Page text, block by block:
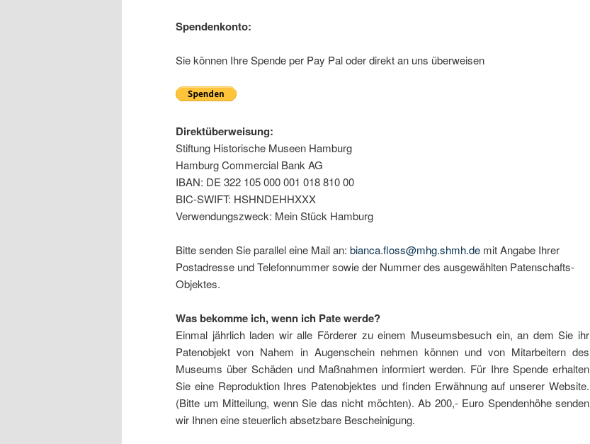
Spendenkonto:
Sie können Ihre Spende per Pay Pal oder direkt an uns überweisen
Direktüberweisung:
Stiftung Historische Museen Hamburg
Hamburg Commercial Bank AG
IBAN: DE 322 105 000 001 018 810 00
BIC-SWIFT: HSHNDEHHXXX
Verwendungszweck: Mein Stück Hamburg
Bitte senden Sie parallel eine Mail an: bianca.floss@mhg.shmh.de mit Angabe Ihrer
Postadresse und Telefonnummer sowie der Nummer des ausgewählten Patenschafts-
Objektes.
Was bekomme ich, wenn ich Pate werde?
Einmal jährlich laden wir alle Förderer zu einem Museumsbesuch ein, an dem Sie ihr
Patenobjekt von Nahem in Augenschein nehmen können und von Mitarbeitern des
Museums über Schäden und Maßnahmen informiert werden. Für Ihre Spende erhalten
Sie eine Reproduktion Ihres Patenobjektes und finden Erwähnung auf unserer Website.
(Bitte um Mitteilung, wenn Sie das nicht möchten). Ab 200,- Euro Spendenhöhe senden
wir Ihnen eine steuerlich absetzbare Bescheinigung.